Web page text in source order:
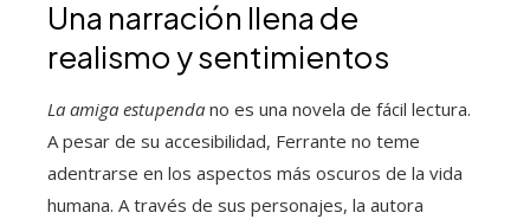
Una narración llena de
realismo y sentimientos
La amiga estupenda no es una novela de fácil lectura.
A pesar de su accesibilidad, Ferrante no teme
adentrarse en los aspectos más oscuros de la vida
humana. A través de sus personajes, la autora